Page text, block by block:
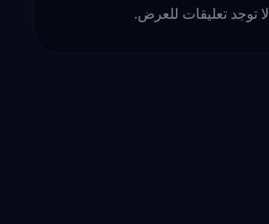
لا توجد تعليقات للعرض.